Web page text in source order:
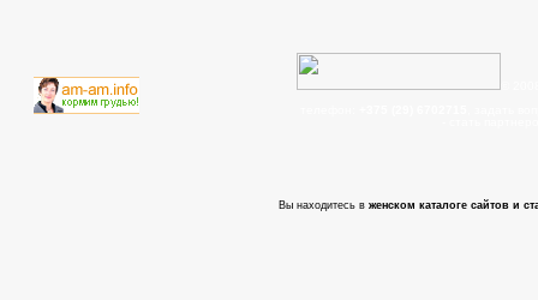
Вы находитесь в женском каталоге сайтов и